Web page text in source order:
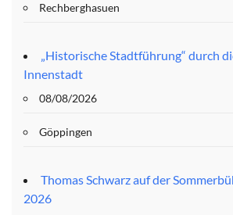
Rechberghasuen
„Historische Stadtführung“ durch
Innenstadt
08/08/2026
Göppingen
Thomas Schwarz auf der
2026